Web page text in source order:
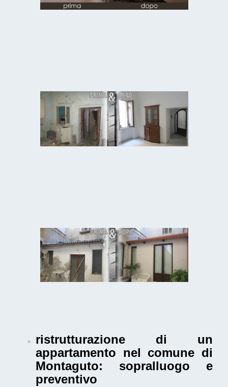
ristrutturazione di un
appartamento nel comune di
Montaguto: sopralluogo e
preventivo